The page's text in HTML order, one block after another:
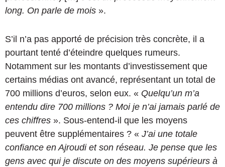
long. On parle de mois ».
S’il n’a pas apporté de précision très concrète, il a
pourtant tenté d’éteindre quelques rumeurs.
Notamment sur les montants d’investissement que
certains médias ont avancé, représentant un total de
700 millions d’euros, selon eux. « Quelqu’un m’a
entendu dire 700 millions ? Moi je n’ai jamais parlé de
ces chiffres ». Sous-entend-il que les moyens
peuvent être supplémentaires ? « J’ai une totale
confiance en Ajroudi et son réseau. Je pense que les
gens avec qui je discute on des moyens supérieurs à